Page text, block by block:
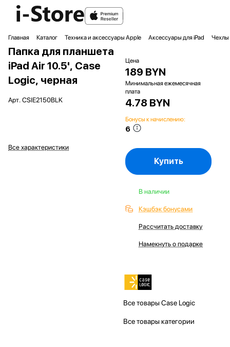
Главная Каталог Техника и аксессуары Apple Аксессуары для iPad Чехлы
Папка для планшета
iPad Air 10.5', Case
Logic, черная
Арт. CSIE2150BLK
Все характеристики
Цена
189 BYN
Минимальная ежемесячная
плата
4.78 BYN
Бонусы к начислению:
6
Купить
В наличии
Кэшбэк бонусами
Рассчитать доставку
Намекнуть о подарке
Все товары Case Logic
Все товары категории